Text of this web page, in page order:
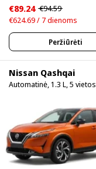
€89.24 €94.59
€624.69 / 7 dienoms
Peržiūrėti
Nissan Qashqai
Automatinė, 1.3 L, 5 vietos